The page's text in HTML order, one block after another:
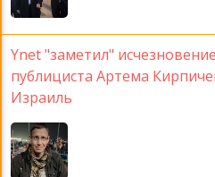
Ynet "заметил"
публициста Артема
Израиль